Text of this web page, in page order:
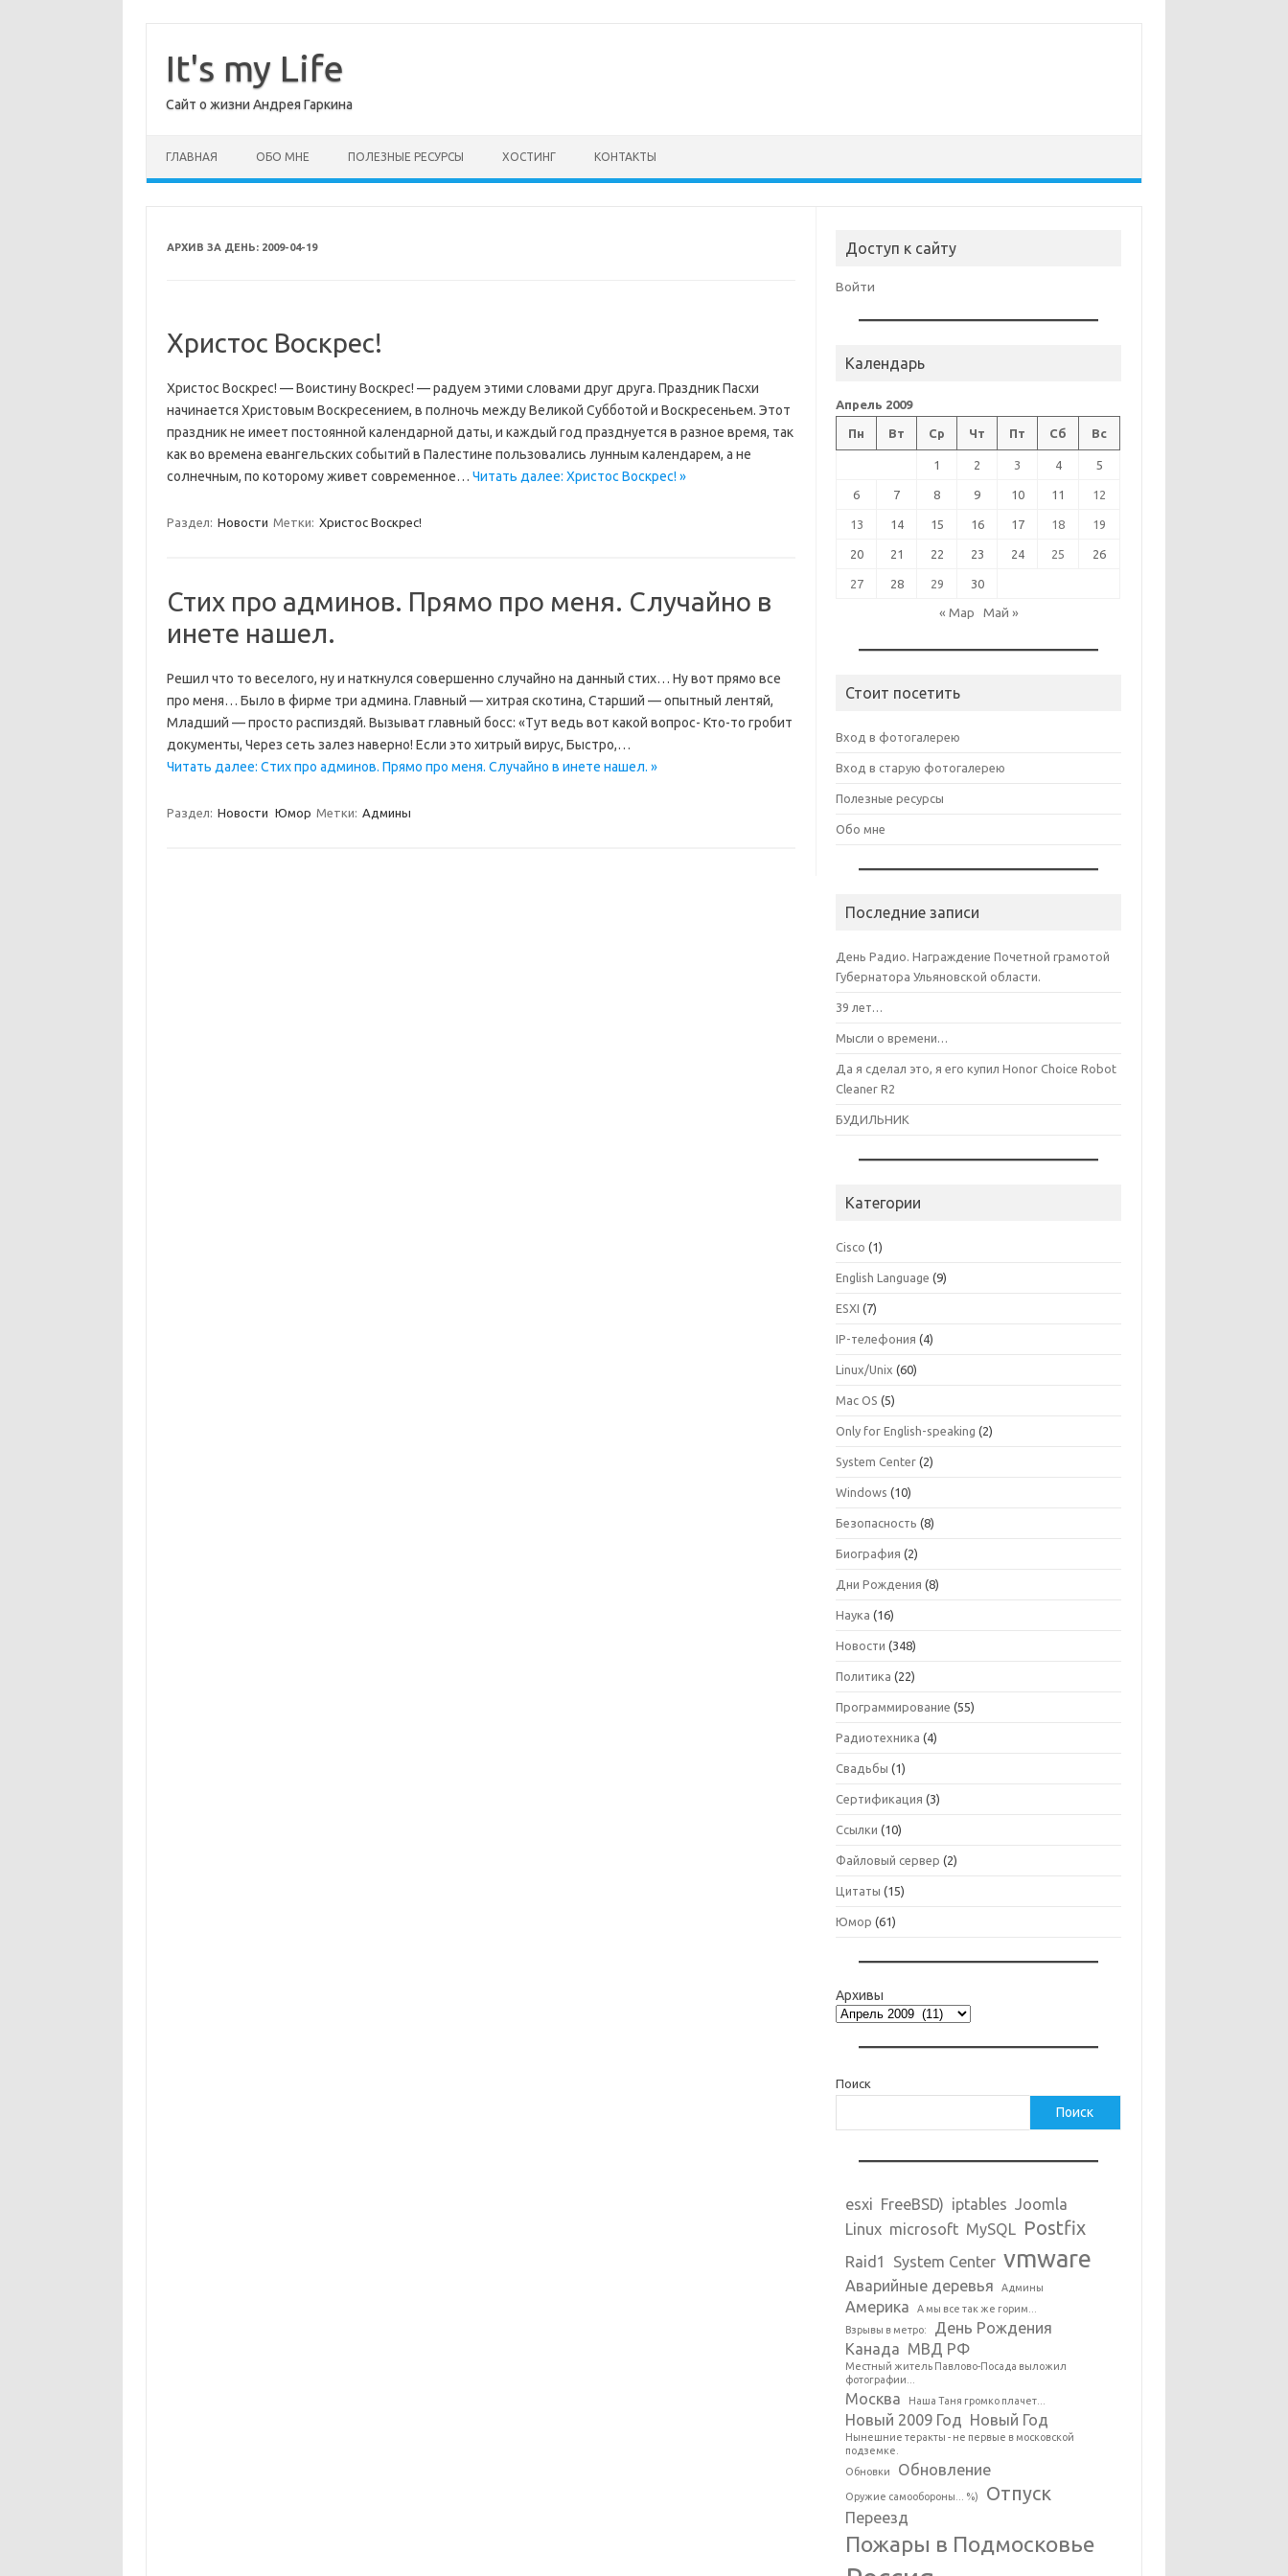
содержимому
It's my Life
Сайт о жизни Андрея Гаркина
ГЛАВНАЯ ОБО МНЕ ПОЛЕЗНЫЕ РЕСУРСЫ ХОСТИНГ КОНТАКТЫ
АРХИВ ЗА ДЕНЬ: 2009-04-19
Христос Воскрес!
Христос Воскрес! — Воистину Воскрес! — радуем этими словами друг друга. Праздник Пасхи
начинается Христовым Воскресением, в полночь между Великой Субботой и Воскресеньем. Этот
праздник не имеет постоянной календарной даты, и каждый год празднуется в разное время, так
как во времена евангельских событий в Палестине пользовались лунным календарем, а не
солнечным, по которому живет современное… Читать далее: Христос Воскрес! »
Раздел: Новости Метки: Христос Воскрес!
Стих про админов. Прямо про меня. Случайно в
инете нашел.
Решил что то веселого, ну и наткнулся совершенно случайно на данный стих… Ну вот прямо все
про меня… Было в фирме три админа. Главный — хитрая скотина, Старший — опытный лентяй,
Младший — просто распиздяй. Вызыват главный босс: «Тут ведь вот какой вопрос- Кто-то гробит
документы, Через сеть залез наверно! Если это хитрый вирус, Быстро,…
Читать далее: Стих про админов. Прямо про меня. Случайно в инете нашел. »
Раздел: Новости Юмор Метки: Админы
Доступ к сайту
Войти
Календарь
Апрель 2009
Пн Вт Ср Чт Пт Сб Вс
1 2 3 4 5
6 7 8 9 10 11 12
13 14 15 16 17 18 19
20 21 22 23 24 25 26
27 28 29 30
« Мар Май »
Стоит посетить
Вход в фотогалерею
Вход в старую фотогалерею
Полезные ресурсы
Обо мне
Последние записи
День Радио. Награждение Почетной грамотой
Губернатора Ульяновской области.
39 лет…
Мысли о времени…
Да я сделал это, я его купил Honor Choice Robot
Cleaner R2
БУДИЛЬНИК
Категории
Cisco (1)
English Language (9)
ESXI (7)
IP-телефония (4)
Linux/Unix (60)
Mac OS (5)
Only for English-speaking (2)
System Center (2)
Windows (10)
Безопасность (8)
Биография (2)
Дни Рождения (8)
Наука (16)
Новости (348)
Политика (22)
Программирование (55)
Радиотехника (4)
Свадьбы (1)
Сертификация (3)
Ссылки (10)
Файловый сервер (2)
Цитаты (15)
Юмор (61)
Архивы
Поиск
Поиск
esxi FreeBSD) iptables Joomla
Linux microsoft MySQL Postfix
Raid1 System Center vmware
Аварийные деревья Админы
Америка
А мы все так же горим...
Взрывы в метро:
День Рождения
Канада МВД РФ
Местный житель Павлово-Посада выложил
фотографии...
Москва Наша Таня громко плачет...
Новый 2009 Год Новый Год
Нынешние теракты - не первые в московской
подземке.
Обновки
Обновление
Оружие самообороны... %) Отпуск
Переезд
Пожары в Подмосковье